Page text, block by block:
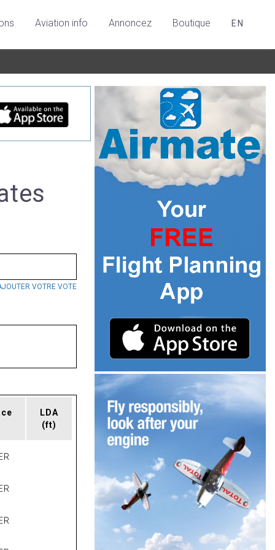
Aviation info Annoncez Boutique EN
VOTRE VOTE
LDA
(ft)